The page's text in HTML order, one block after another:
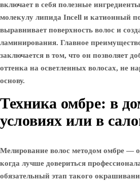
включает в себя полезные
молекулу липида Incell и катионный
выравнивает поверхность волос и
ламинирования. Главное
заключается в том, что он позволяет
оттенка на осветленных волосах, не
основу.
Техника омбре: в
условиях или в
Мелирование волос методом омбре —
когда лучше довериться
обязательный этап такого